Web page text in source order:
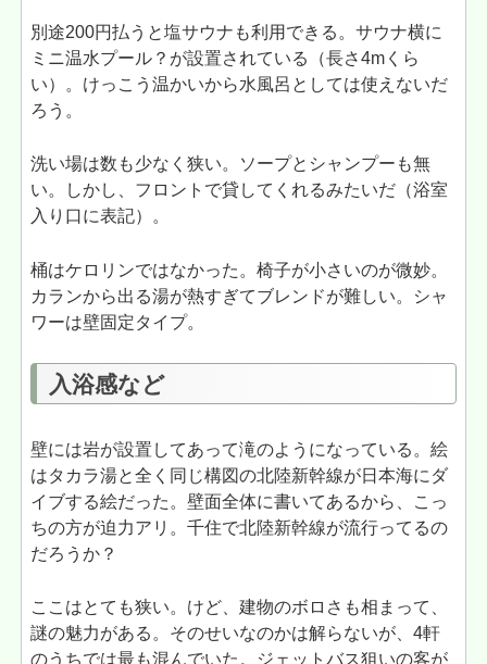
別途200円払うと塩サウナも利用できる。サウナ横に
ミニ温水プール？が設置されている（長さ4mくら
い）。けっこう温かいから水風呂としては使えないだ
ろう。
洗い場は数も少なく狭い。ソープとシャンプーも無
い。しかし、フロントで貸してくれるみたいだ（浴室
入り口に表記）。
桶はケロリンではなかった。椅子が小さいのが微妙。
カランから出る湯が熱すぎてブレンドが難しい。シャ
ワーは壁固定タイプ。
入浴感など
壁には岩が設置してあって滝のようになっている。絵
はタカラ湯と全く同じ構図の北陸新幹線が日本海にダ
イブする絵だった。壁面全体に書いてあるから、こっ
ちの方が迫力アリ。千住で北陸新幹線が流行ってるの
だろうか？
ここはとても狭い。けど、建物のボロさも相まって、
謎の魅力がある。そのせいなのかは解らないが、4軒
のうちでは最も混んでいた。ジェットバス狙いの客が